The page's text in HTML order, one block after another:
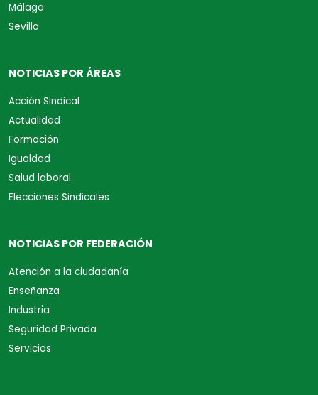
Málaga
Sevilla
NOTICIAS POR ÁREAS
Acción Sindical
Actualidad
Formación
Igualdad
Salud laboral
Elecciones Sindicales
NOTICIAS POR FEDERACIÓN
Atención a la ciudadanía
Enseñanza
Industria
Seguridad Privada
Servicios